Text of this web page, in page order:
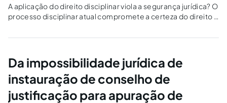
A aplicação do direito disciplinar viola a segurança jurídica? O
processo disciplinar atual compromete a certeza do direito e
Da impossibilidade jurídica de
instauração de conselho de
justificação para apuração de